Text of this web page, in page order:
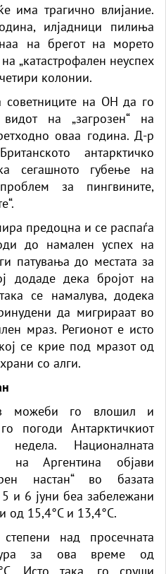
има трагично влијание.
илјадници пилиња
на брегот на морето
„катастрофален неуспех
колонии.
советниците на ОН да го
на „загрозен“ на
оваа година. Д-р
антарктичко
сегашното губење на
за пингвините,
предоцна и се распаѓа
до намален успех на
патувања до местата за
додаде дека бројот на
се намалува, додека
да мигрираат во
мраз. Регионот е исто
се крие под мразот од
со алги.
можеби го влошил и
погоди Антарктичкиот
недела. Националната
на Аргентина објави
настан“ во базата
и 6 јуни беа забележани
од 15,4°C и 13,4°C.
над просечната
за ова време од
Исто така, го сруши